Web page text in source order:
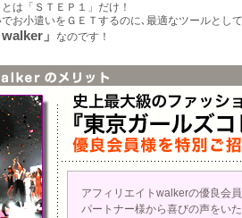
は「ＳＴＥＰ１」だけ！
お小遣いをＧＥＴするのに､最適なツールとし
」 なのです！
アフィリエイトwalkerの優良会
パートナー様から喜びの声をい